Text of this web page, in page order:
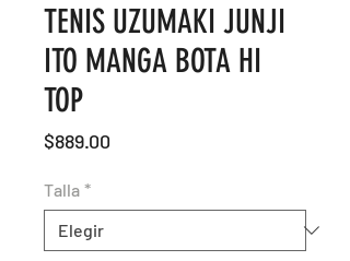
TENIS UZUMAKI JUNJI
ITO MANGA BOTA HI
TOP
$889.00
Talla *